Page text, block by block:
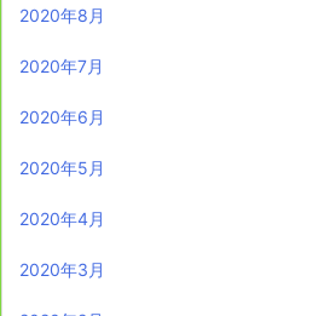
2020年8月
2020年7月
2020年6月
2020年5月
2020年4月
2020年3月